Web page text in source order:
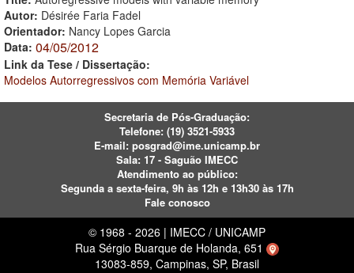
Autor: Désirée Faria Fadel
Orientador: Nancy Lopes Garcia
Data: 04/05/2012
Link da Tese / Dissertação:
Modelos Autorregressivos com Memória Variável
Secretaria de Pós-Graduação:
Telefone: (19) 3521-5933
E-mail: posgrad@ime.unicamp.br
Sala: 17 - Saguão IMECC
Atendimento ao público:
Segunda a sexta-feira, 9h às 12h e 13h30 às 17h
Fale conosco
© 1968 - 2026 | IMECC / UNICAMP
Rua Sérgio Buarque de Holanda, 651
13083-859, Campinas, SP, Brasil